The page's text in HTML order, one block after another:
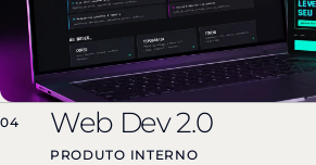
04 Web Dev 2.0
PRODUTO INTERNO